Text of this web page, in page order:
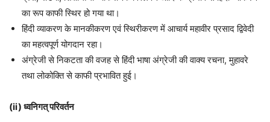
का रूप काफी स्थिर हो गया था।
हिंदी व्याकरण के मानकीकरण एवं स्थिरीकरण में आचार्य महावीर प्रसाद द्विवेदी
का महत्वपूर्ण योगदान रहा।
अंग्रेजी से निकटता की वजह से हिंदी भाषा अंग्रेजी की वाक्य रचना, मुहावरे
तथा लोकोक्ति से काफी प्रभावित हुई।
(ii) ध्वनिगत् परिवर्तन